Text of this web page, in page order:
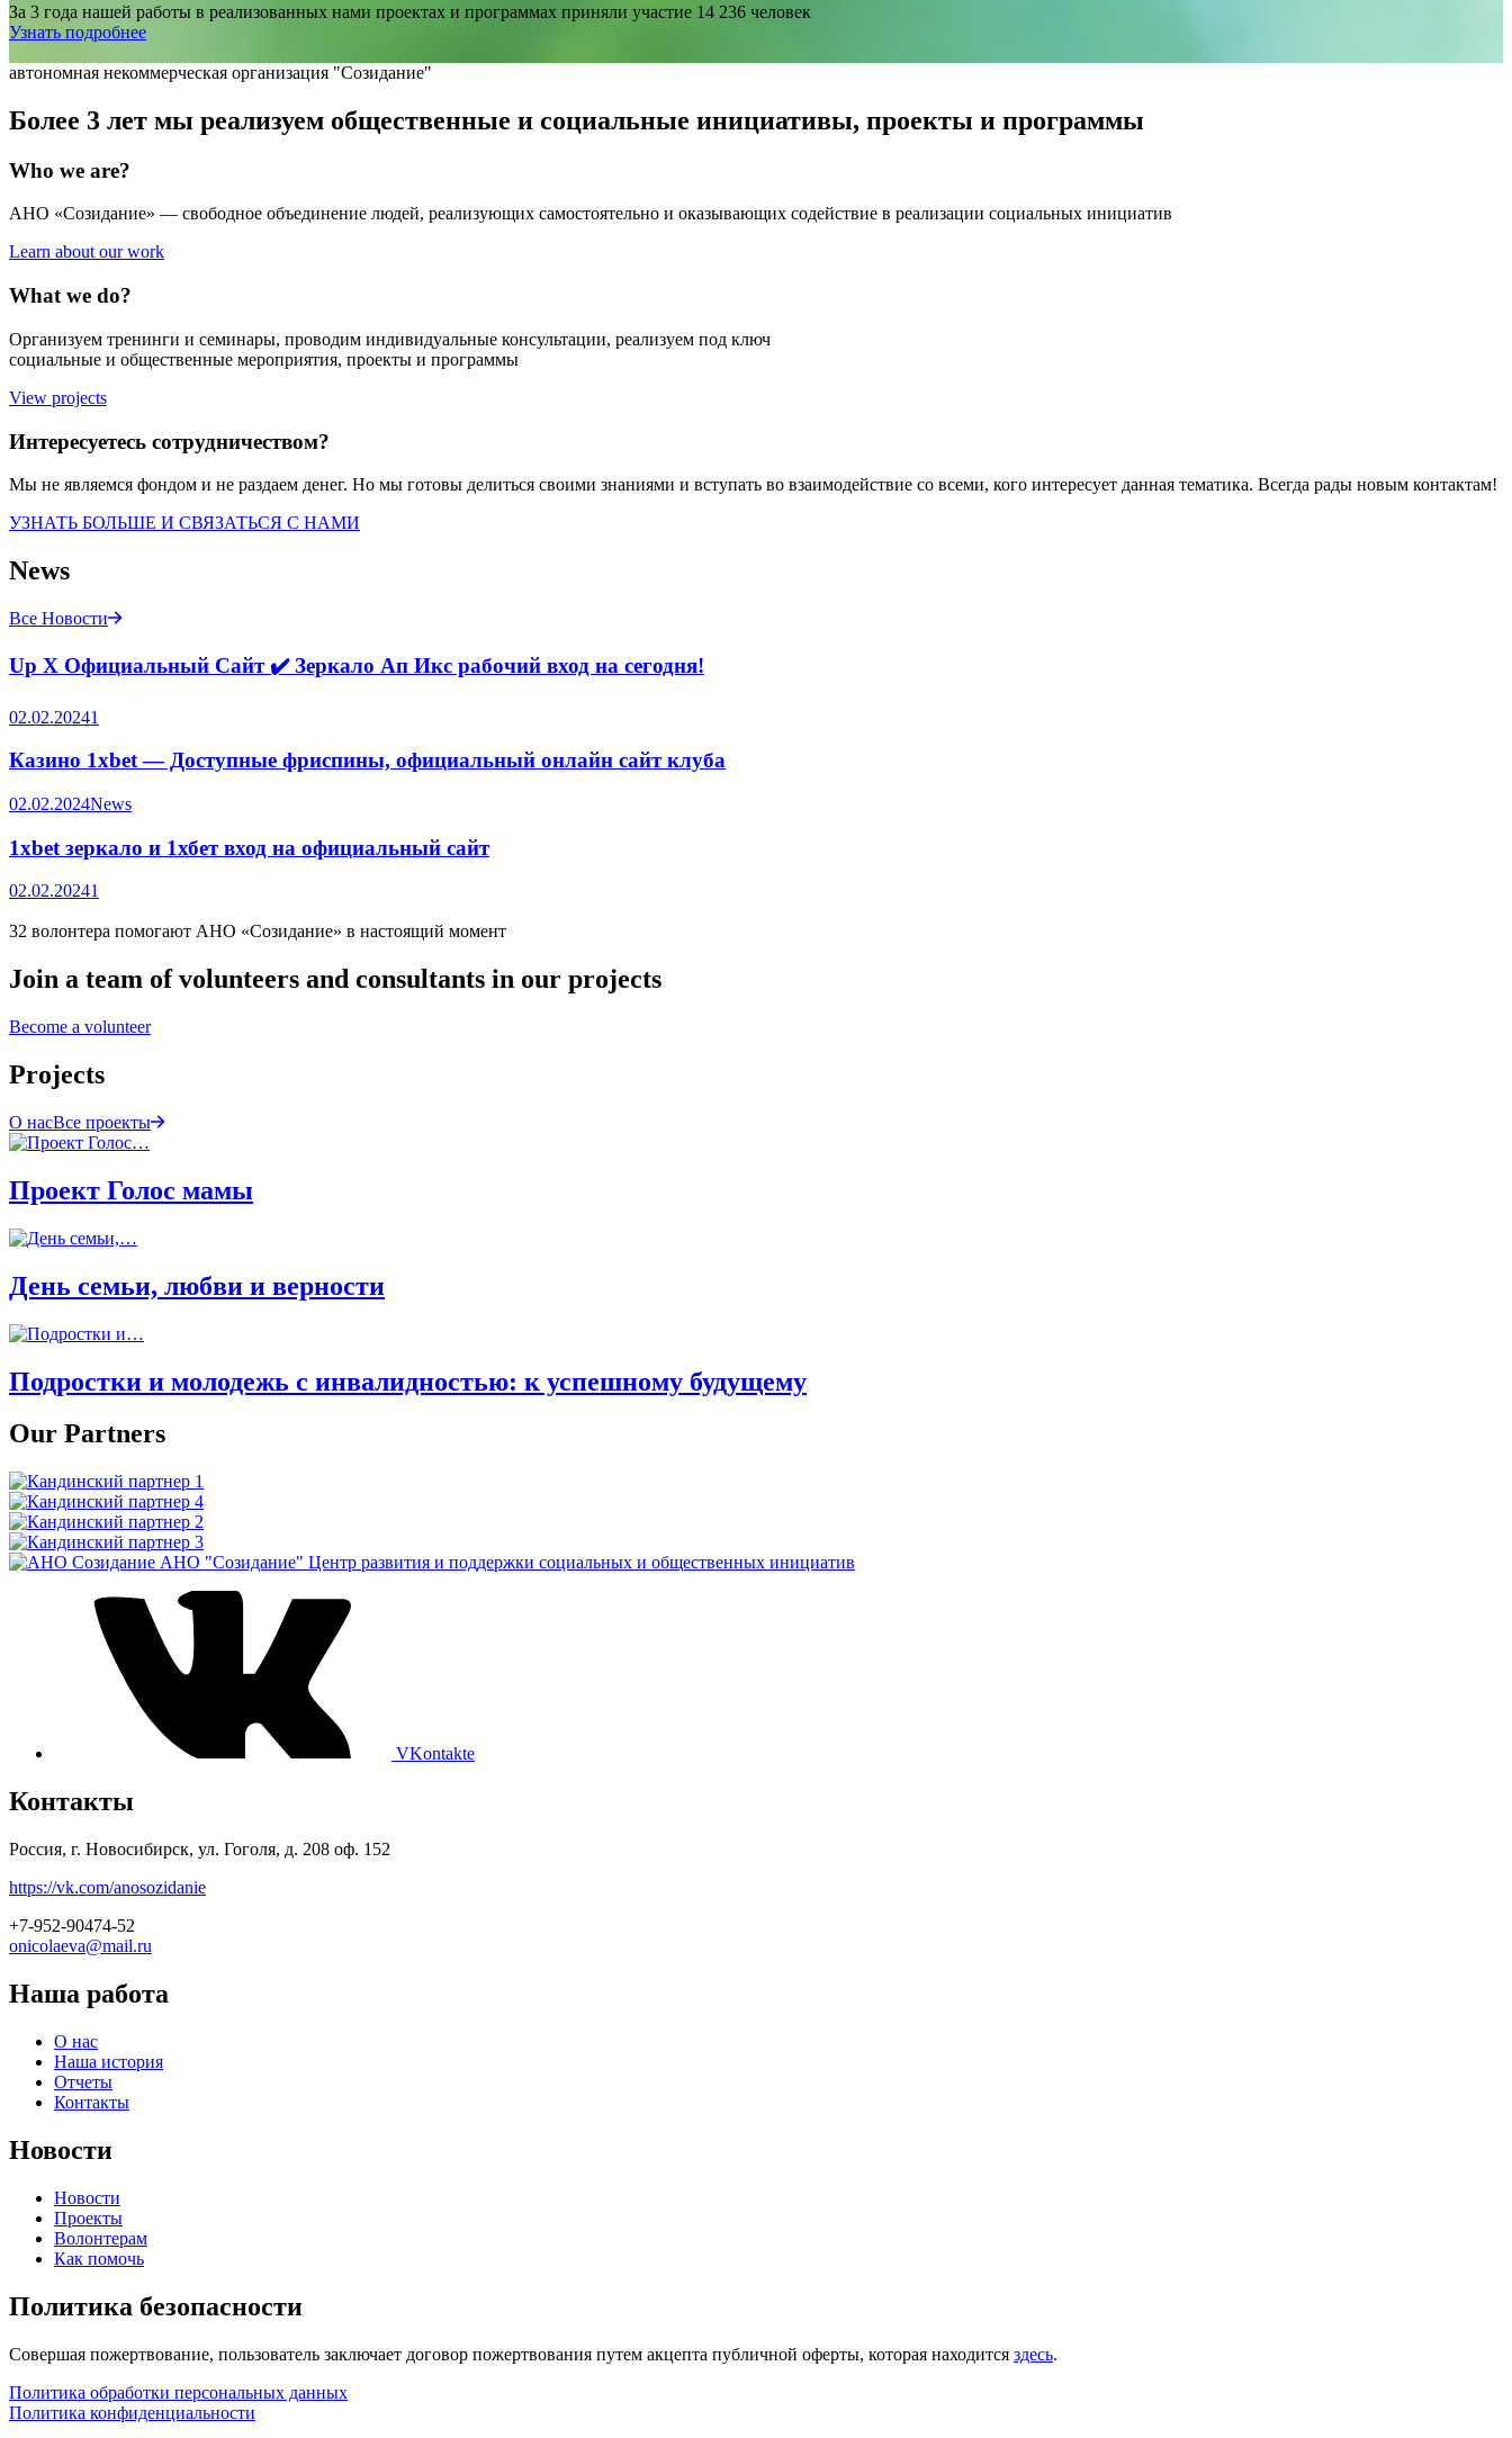
За 3 года нашей работы в реализованных нами проектах и программах приняли участие 14 236 человек
Узнать подробнее
автономная некоммерческая организация "Созидание"
Более 3 лет мы реализуем общественные и социальные инициативы, проекты и программы
Who we are?
АНО «Созидание» — свободное объединение людей, реализующих самостоятельно и оказывающих содействие в реализации социальных инициатив
Learn about our work
What we do?
Организуем тренинги и семинары, проводим индивидуальные консультации, реализуем под ключ
социальные и общественные мероприятия, проекты и программы
View projects
Интересуетесь сотрудничеством?
Мы не являемся фондом и не раздаем денег. Но мы готовы делиться своими знаниями и вступать во взаимодействие со всеми, кого интересует данная тематика. Всегда рады новым контактам!
УЗНАТЬ БОЛЬШЕ И СВЯЗАТЬСЯ С НАМИ
News
Все Новости
Up X Официальный Сайт ✔️ Зеркало Ап Икс рабочий вход на сегодня!
02.02.20241
Казино 1xbet — Доступные фриспины, официальный онлайн сайт клуба
02.02.2024News
1xbet зеркало и 1хбет вход на официальный сайт
02.02.20241
32 волонтера помогают АНО «Созидание» в настоящий момент
Join a team of volunteers and consultants in our projects
Become a volunteer
Projects
О насВсе проекты
Проект Голос мамы
День семьи, любви и верности
Подростки и молодежь с инвалидностью: к успешному будущему
Our Partners
АНО "Созидание" Центр развития и поддержки социальных и общественных инициатив
VKontakte
Контакты
Россия, г. Новосибирск, ул. Гоголя, д. 208 оф. 152
https://vk.com/anosozidanie
+7-952-90474-52
onicolaeva@mail.ru
Наша работа
О нас
Наша история
Отчеты
Контакты
Новости
Новости
Проекты
Волонтерам
Как помочь
Политика безопасности
Совершая пожертвование, пользователь заключает договор пожертвования путем акцепта публичной оферты, которая находится здесь.
Политика обработки персональных данных
Политика конфиденциальности